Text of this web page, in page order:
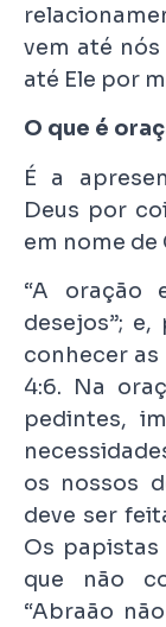
vem até nós
até Ele por
O que é
É a
Deus por
em nome de
“A oração
desejos”;
conhecer as
4:6. Na
pedintes,
os nossos
deve ser
Os
que não
“Abraão